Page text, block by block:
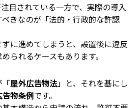
目されている一方で、実際の導入
きなのが「法的・行政的な許認
に進めてしまうと、設置後に違反
られるケースもあります。
「屋外広告物法」と、それを基にし
物条例です。